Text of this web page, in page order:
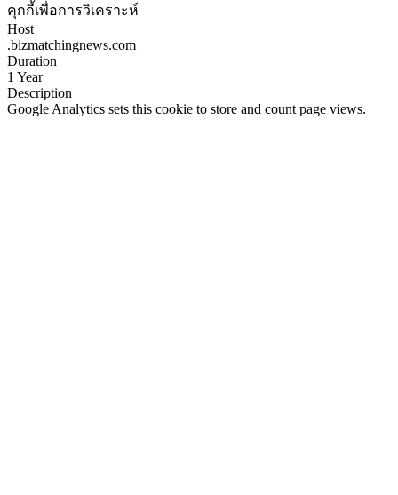
คุกกี้เพื่อการวิเคราะห์
Host
.bizmatchingnews.com
Duration
1 Year
Description
Google Analytics sets this cookie to store and count page views.